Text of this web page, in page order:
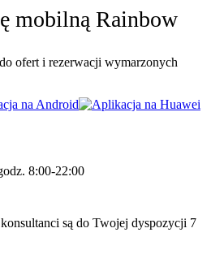
mobilną Rainbow
ofert i rezerwacji wymarzonych
8:00-22:00
są do Twojej dyspozycji 7